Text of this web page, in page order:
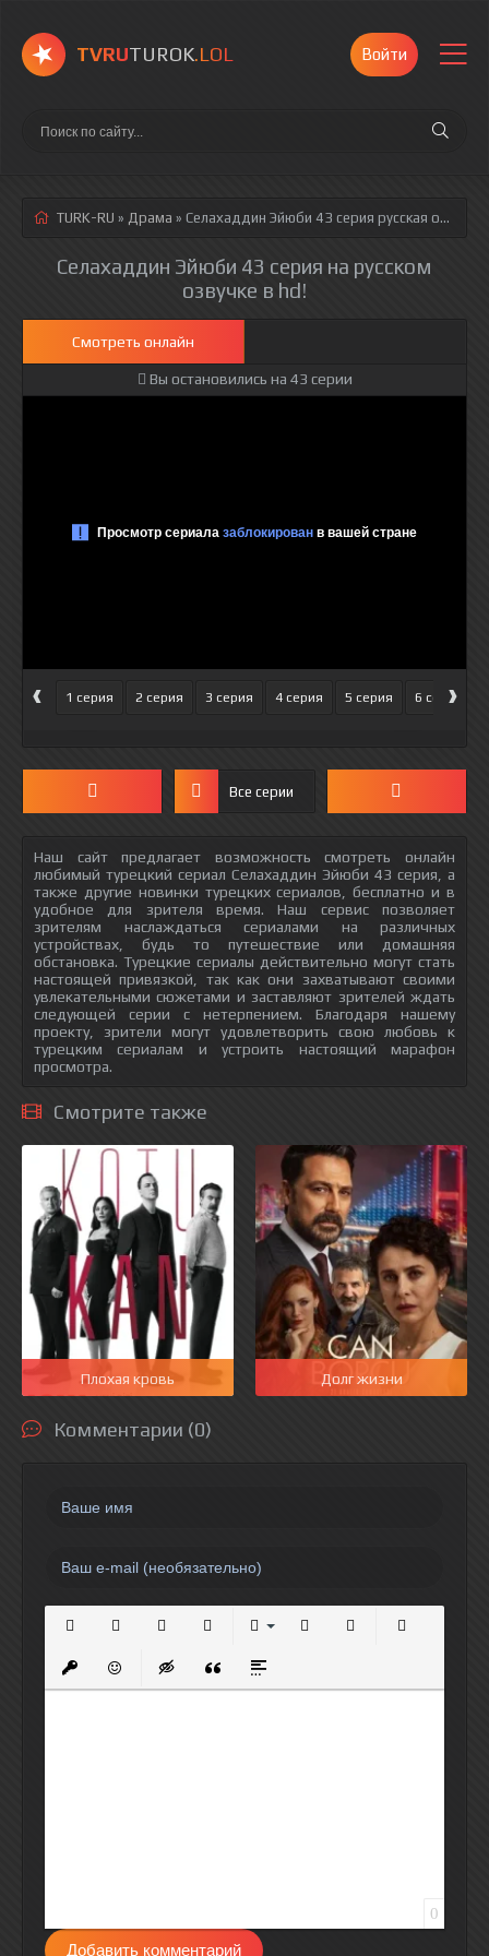
TVRUTUROK.LOL Войти
TURK-RU » Драма » Селахаддин Эйюби 43 серия русская озвучка полностью смотреть онлайн!
Селахаддин Эйюби 43 серия на русском
озвучке в hd!
Смотреть онлайн
Вы остановились на 43 серии
‹ 1 серия 2 серия 3 серия 4 серия 5 серия 6 серия
›
Все серии
Наш сайт предлагает возможность смотреть онлайн
любимый турецкий сериал Селахаддин Эйюби 43 серия, а
также другие новинки турецких сериалов, бесплатно и в
удобное для зрителя время. Наш сервис позволяет
зрителям наслаждаться сериалами на различных
устройствах, будь то путешествие или домашняя
обстановка. Турецкие сериалы действительно могут стать
настоящей привязкой, так как они захватывают своими
увлекательными сюжетами и заставляют зрителей ждать
следующей серии с нетерпением. Благодаря нашему
проекту, зрители могут удовлетворить свою любовь к
турецким сериалам и устроить настоящий марафон
просмотра.
Смотрите также
Плохая кровь Долг жизни
Комментарии (0)
Вставить защищенную ссылку
Вставить смайлик
Вставка скрытого текста
Вставка цитаты
Вставка спойлера
0
Добавить комментарий